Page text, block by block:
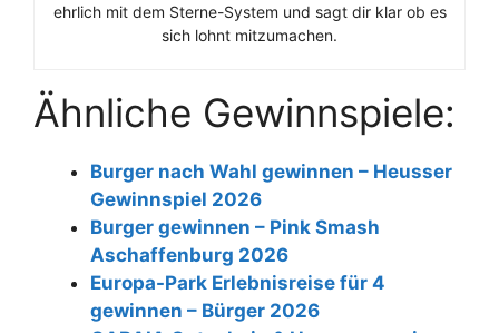
ehrlich mit dem Sterne-System und sagt dir klar ob es
sich lohnt mitzumachen.
Ähnliche Gewinnspiele:
Burger nach Wahl gewinnen – Heusser
Gewinnspiel 2026
Burger gewinnen – Pink Smash
Aschaffenburg 2026
Europa-Park Erlebnisreise für 4
gewinnen – Bürger 2026